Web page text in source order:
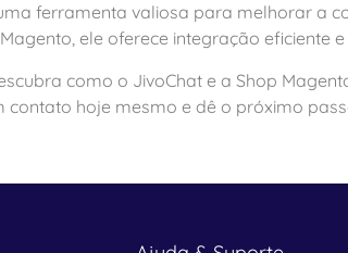
ferramenta valiosa para melhorar a
ele oferece integração
como o JivoChat e a Shop
contato hoje mesmo e dê o próximo